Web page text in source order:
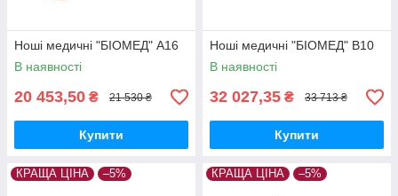
Ноші медичні "БІОМЕД" А16
В наявності
20 453,50 ₴ 21 530 ₴
Купити
Ноші медичні "БІОМЕД" В10
В наявності
32 027,35 ₴ 33 713 ₴
Купити
КРАЩА ЦІНА –5% КРАЩА ЦІНА –5%